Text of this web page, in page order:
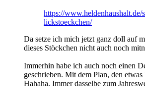
https://
lickstoeckchen/
Da setze ich mich jetzt ganz doll auf
dieses Stöckchen nicht auch noch
Immerhin habe ich auch noch einen
geschrieben. Mit dem Plan, den
Hahaha. Immer dasselbe zum